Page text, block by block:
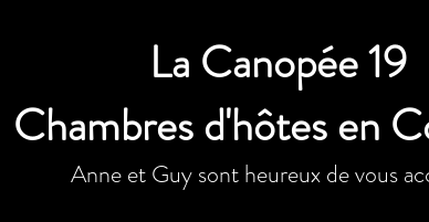
La Canopée 19
Chambres d'hôtes en
Anne et Guy sont heureux de vous